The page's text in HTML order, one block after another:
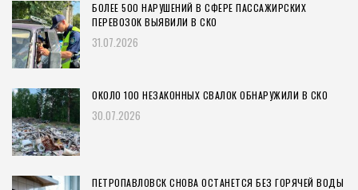
БОЛЕЕ 500 НАРУШЕНИЙ В СФЕРЕ ПАССАЖИРСКИХ
ПЕРЕВОЗОК ВЫЯВИЛИ В СКО
31.07.2026
ОКОЛО 100 НЕЗАКОННЫХ СВАЛОК ОБНАРУЖИЛИ В СКО
30.07.2026
ПЕТРОПАВЛОВСК СНОВА ОСТАНЕТСЯ БЕЗ ГОРЯЧЕЙ ВОДЫ